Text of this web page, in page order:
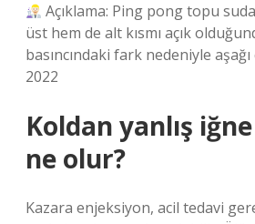
Açıklama: Ping pong topu
üst hem de alt kısmı açık
basıncındaki fark nedeniyle
2022
Koldan yanlış
ne olur?
Kazara enjeksiyon, acil tedavi